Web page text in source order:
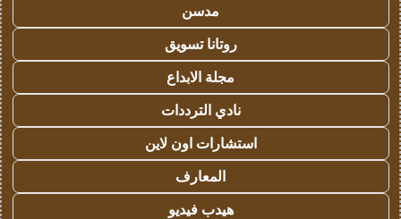
مدسن
روتانا تسويق
مجلة الابداع
نادي الترددات
استشارات اون لاين
المعارف
هيدب فيديو